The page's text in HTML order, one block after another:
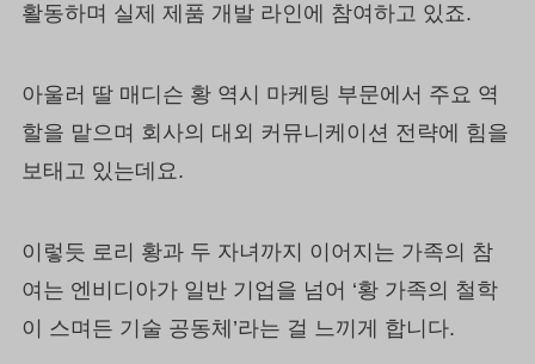
활동하며 실제 제품 개발 라인에 참여하고 있죠.
아울러 딸 매디슨 황 역시 마케팅 부문에서 주요 역
할을 맡으며 회사의 대외 커뮤니케이션 전략에 힘을
보태고 있는데요.
이렇듯 로리 황과 두 자녀까지 이어지는 가족의 참
여는 엔비디아가 일반 기업을 넘어 ‘황 가족의 철학
이 스며든 기술 공동체’라는 걸 느끼게 합니다.